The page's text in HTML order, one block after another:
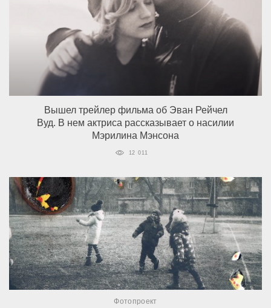
Вышел трейлер фильма об Эван Рейчел
Вуд. В нем актриса рассказывает о насилии
Мэрилина Мэнсона
12 011
Фотопроект